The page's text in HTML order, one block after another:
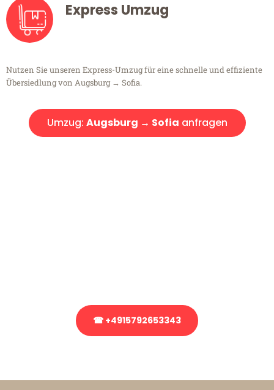
Express Umzug
Nutzen Sie unseren Express-Umzug für eine schnelle und effiziente
Übersiedlung von Augsburg → Sofia.
Umzug: Augsburg → Sofia anfragen
☎ +4915792653343